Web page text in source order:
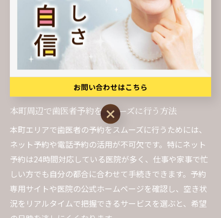
できる医院選びに役立ててください。
本町周辺でスムーズな歯医者選び
術
本町周辺で歯医者予約をスムーズに行う方法
本町エリアで歯医者の予約をスムーズに行うためには、
ネット予約や電話予約の活用が不可欠です。特にネット
予約は24時間対応している医院が多く、仕事や家事で忙
しい方でも自分の都合に合わせて手続きできます。予約
専用サイトや医院の公式ホームページを確認し、空き状
況をリアルタイムで把握できるサービスを選ぶと、希望
お問い合わせはこちら
お問い合わせはこちら